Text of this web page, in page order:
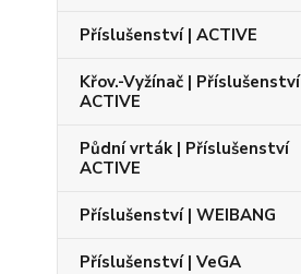
Příslušenství | ACTIVE
Křov.-Vyžínač | Příslušenství
ACTIVE
Půdní vrták | Příslušenství
ACTIVE
Příslušenství | WEIBANG
Příslušenství | VeGA